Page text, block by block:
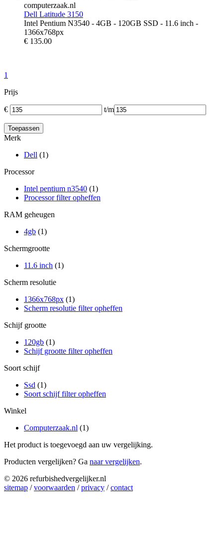
computerzaak.nl
Dell Latitude 3150
Intel Pentium N3540 - 4GB - 120GB SSD - 11.6 inch -
1366x768px
€ 135.00
1
Prijs
€ t/m
Merk
Dell (1)
Processor
Intel pentium n3540 (1)
Processor filter opheffen
RAM geheugen
4gb (1)
Schermgrootte
11.6 inch (1)
Scherm resolutie
1366x768px (1)
Scherm resolutie filter opheffen
Schijf grootte
120gb (1)
Schijf grootte filter opheffen
Soort schijf
Ssd (1)
Soort schijf filter opheffen
Winkel
Computerzaak.nl (1)
Het product is toegevoegd aan uw vergelijking.
Producten vergelijken? Ga naar vergelijken.
© 2026 refurbishedvergelijker.nl
sitemap /voorwaarden /privacy /contact